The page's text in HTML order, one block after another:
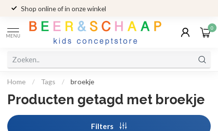
Shop online of in onze winkel
MENU
0
Home / Tags / broekje
Producten getagd met broekje
Filters